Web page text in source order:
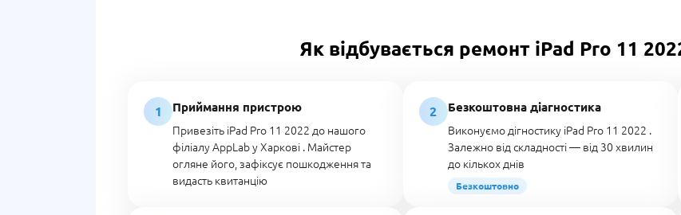
Як відбувається ремонт iPad Pro 11
1
Приймання пристрою
Привезіть iPad Pro 11 2022 до нашого
філіалу AppLab у Харкові . Майстер
огляне його, зафіксує пошкодження та
видасть квитанцію
2
Безкоштовна діагностика
Виконуємо дігностику iPad Pro 11 2022 .
Залежно від складності — від 30 хвилин
до кількох днів
Безкоштовно